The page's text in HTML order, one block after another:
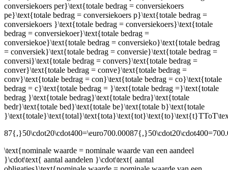
conversiekoers per}\text{totale bedrag = conversiekoers
pe}\text{totale bedrag = conversiekoers p}\text{totale bedrag =
conversiekoers }\text{totale bedrag = conversiekoers}\text{totale
bedrag = conversiekoer}\text{totale bedrag =
conversiekoe}\text{totale bedrag = conversieko}\text{totale bedrag
= conversiek}\text{totale bedrag = conversie}\text{totale bedrag =
conversi}\text{totale bedrag = convers}\text{totale bedrag =
conver}\text{totale bedrag = conve}\text{totale bedrag =
conv}\text{totale bedrag = con}\text{totale bedrag = co}\text{totale
bedrag = c}\text{totale bedrag = }\text{totale bedrag =}\text{totale
bedrag }\text{totale bedrag}\text{totale bedra}\text{totale
bedr}\text{totale bed}\text{totale be}\text{totale b}\text{totale
\text{nominale waarde = nominale waarde van een aandeel
}\cdot\text{ aantal aandelen }\cdot\text{ aantal